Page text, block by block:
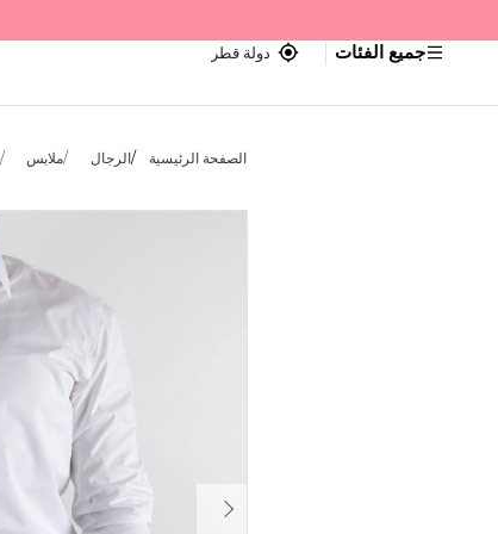
جميع الفئات دولة قطر
الصفحة الرئيسية الرجال ملابس